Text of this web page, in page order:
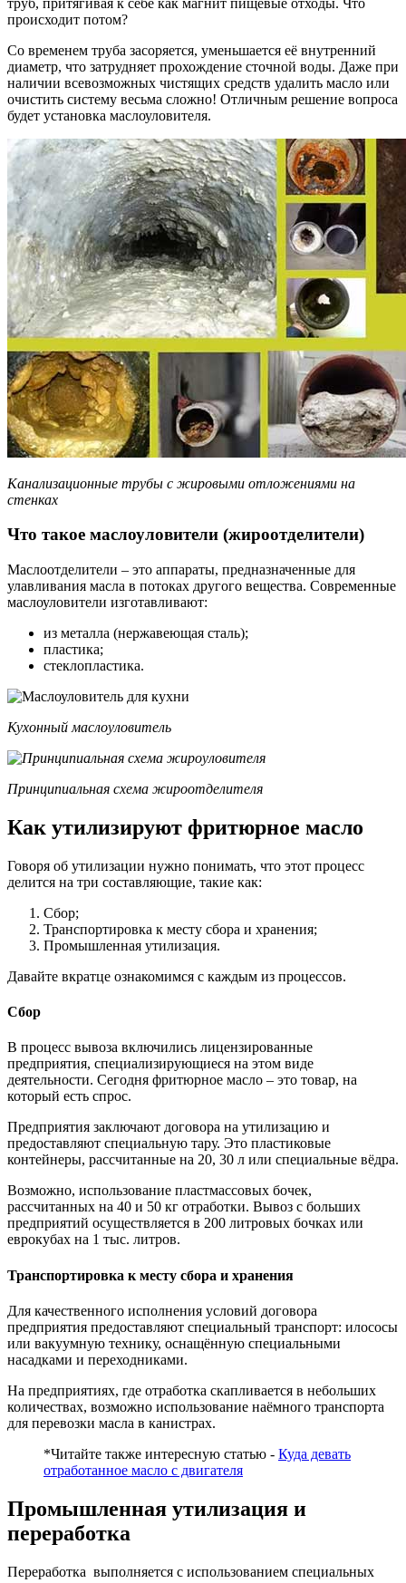
происходит потом?
Со временем труба засоряется, уменьшается её внутренний
диаметр, что затрудняет прохождение сточной воды. Даже при
наличии всевозможных чистящих средств удалить масло или
очистить систему весьма сложно! Отличным решение вопроса
будет установка маслоуловителя.
Канализационные трубы с жировыми отложениями на
стенках
Что такое маслоуловители (жироотделители)
Маслоотделители – это аппараты, предназначенные для
улавливания масла в потоках другого вещества. Современные
маслоуловители изготавливают:
из металла (нержавеющая сталь);
пластика;
стеклопластика.
Кухонный маслоуловитель
Принципиальная схема жироотделителя
Как утилизируют фритюрное масло
Говоря об утилизации нужно понимать, что этот процесс
делится на три составляющие, такие как:
Сбор;
Транспортировка к месту сбора и хранения;
Промышленная утилизация.
Давайте вкратце ознакомимся с каждым из процессов.
Сбор
В процесс вывоза включились лицензированные
предприятия, специализирующиеся на этом виде
деятельности. Сегодня фритюрное масло – это товар, на
который есть спрос.
Предприятия заключают договора на утилизацию и
предоставляют специальную тару. Это пластиковые
контейнеры, рассчитанные на 20, 30 л или специальные вёдра.
Возможно, использование пластмассовых бочек,
рассчитанных на 40 и 50 кг отработки. Вывоз с больших
предприятий осуществляется в 200 литровых бочках или
еврокубах на 1 тыс. литров.
Транспортировка к месту сбора и хранения
Для качественного исполнения условий договора
предприятия предоставляют специальный транспорт: илососы
или вакуумную технику, оснащённую специальными
насадками и переходниками.
На предприятиях, где отработка скапливается в небольших
количествах, возможно использование наёмного транспорта
для перевозки масла в канистрах.
*Читайте также интересную статью - Куда девать
отработанное масло с двигателя
Промышленная утилизация и
переработка
Переработка выполняется с использованием специальных